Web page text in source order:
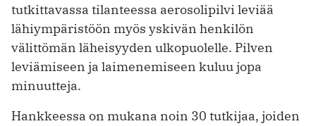
tutkittavassa tilanteessa aerosolipilvi leviää
lähiympäristöön myös yskivän henkilön
välittömän läheisyyden ulkopuolelle. Pilven
leviämiseen ja laimenemiseen kuluu jopa
minuutteja.
Hankkeessa on mukana noin 30 tutkijaa, joiden